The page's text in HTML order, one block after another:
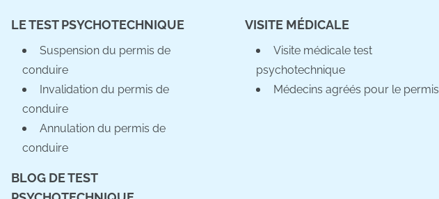
LE TEST PSYCHOTECHNIQUE
Suspension du permis de
conduire
Invalidation du permis de
conduire
Annulation du permis de
conduire
BLOG DE TEST
VISITE MÉDICALE
Visite médicale test
psychotechnique
Médecins agréés pour le permis